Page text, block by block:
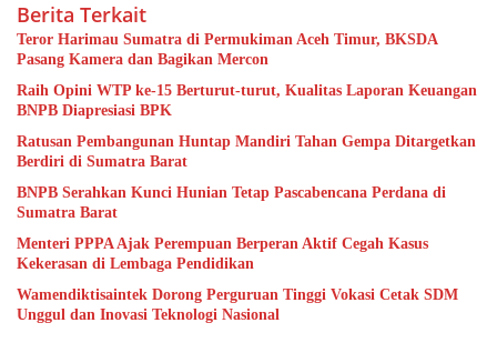
Berita Terkait
Teror Harimau Sumatra di Permukiman Aceh Timur, BKSDA
Pasang Kamera dan Bagikan Mercon
Raih Opini WTP ke-15 Berturut-turut, Kualitas Laporan Keuangan
BNPB Diapresiasi BPK
Ratusan Pembangunan Huntap Mandiri Tahan Gempa Ditargetkan
Berdiri di Sumatra Barat
BNPB Serahkan Kunci Hunian Tetap Pascabencana Perdana di
Sumatra Barat
Menteri PPPA Ajak Perempuan Berperan Aktif Cegah Kasus
Kekerasan di Lembaga Pendidikan
Wamendiktisaintek Dorong Perguruan Tinggi Vokasi Cetak SDM
Unggul dan Inovasi Teknologi Nasional